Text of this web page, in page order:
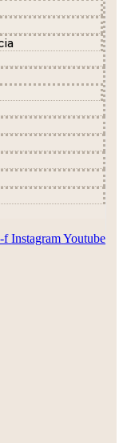
f InstagramYoutube